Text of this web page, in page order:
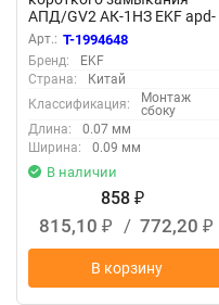
АПД/GV2 АК-1НЗ EKF apd-
am11
Арт.: T-1994648
Бренд:
EKF
Страна:
Китай
Классификация:
Монтаж
сбоку
Длина:
0.07 мм
Ширина:
0.09 мм
В наличии
858 ₽
815,10 ₽ / 772,20 ₽
В корзину